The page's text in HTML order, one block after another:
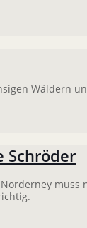
Wäldern
Schröder
muss